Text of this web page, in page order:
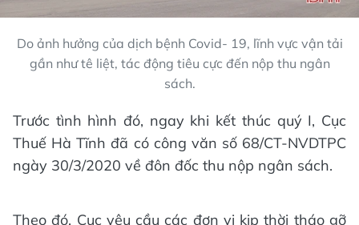
Do ảnh hưởng của dịch bệnh Covid- 19, lĩnh vực vận tải
gần như tê liệt, tác động tiêu cực đến nộp thu ngân
sách.
Trước tình hình đó, ngay khi kết thúc quý I, Cục
Thuế Hà Tĩnh đã có công văn số 68/CT-NVDTPC
ngày 30/3/2020 về đôn đốc thu nộp ngân sách.
Theo đó, Cục yêu cầu các đơn vị kịp thời tháo gỡ